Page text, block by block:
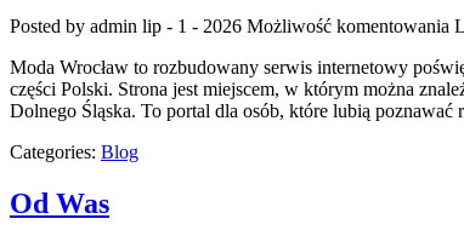
Posted by admin lip - 1 - 2026 Możliwość komentowania
Moda Wrocław to rozbudowany serwis internetowy
części Polski. Strona jest miejscem, w którym można
Dolnego Śląska. To portal dla osób, które lubią
Categories: Blog
Od Was